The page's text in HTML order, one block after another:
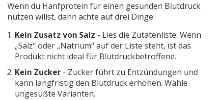
Wenn du Hanfprotein für einen gesunden Blutdruck
nutzen willst, dann achte auf drei Dinge:
Kein Zusatz von Salz - Lies die Zutatenliste. Wenn
„Salz“ oder „Natrium“ auf der Liste steht, ist das
Produkt nicht ideal für Blutdruckbetroffene.
Kein Zucker - Zucker führt zu Entzündungen und
kann langfristig den Blutdruck erhöhen. Wähle
ungesüßte Varianten.